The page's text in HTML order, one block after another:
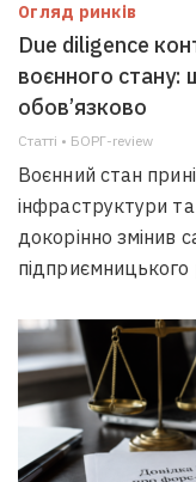
Огляд ринків
Due diligence
воєнного стану:
обов’язково
Статті • БОРГ-review
Воєнний стан
інфраструктури
докорінно змінив
підприємницького